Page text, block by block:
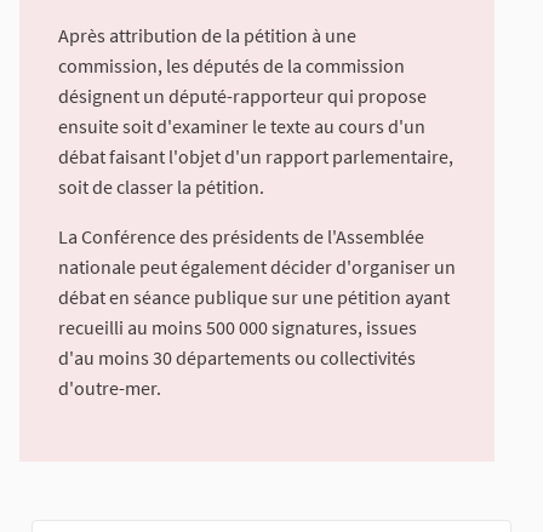
Après attribution de la pétition à une
commission, les députés de la commission
désignent un député-rapporteur qui propose
ensuite soit d'examiner le texte au cours d'un
débat faisant l'objet d'un rapport parlementaire,
soit de classer la pétition.
La Conférence des présidents de l'Assemblée
nationale peut également décider d'organiser un
débat en séance publique sur une pétition ayant
recueilli au moins 500 000 signatures, issues
d'au moins 30 départements ou collectivités
d'outre-mer.